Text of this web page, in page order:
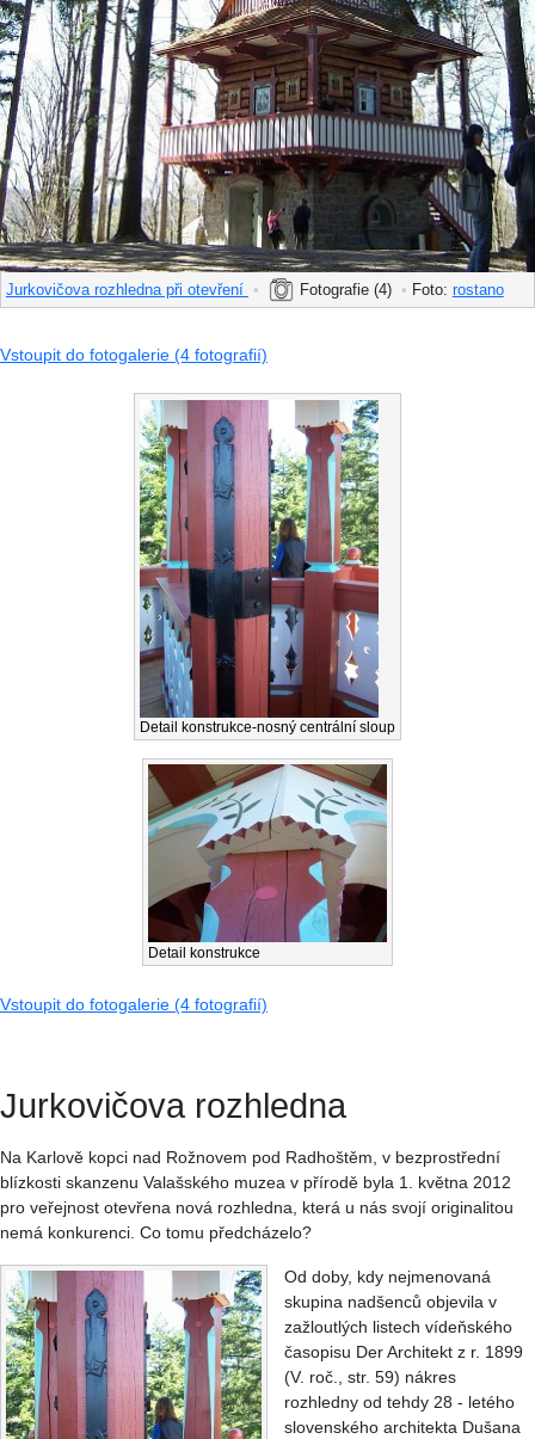
Jurkovičova rozhledna při otevření • Fotografie (4) • Foto: rostano
Vstoupit do fotogalerie (4 fotografií)
Detail konstrukce-nosný centrální sloup
Detail konstrukce
Vstoupit do fotogalerie (4 fotografií)
Jurkovičova rozhledna
Na Karlově kopci nad Rožnovem pod Radhoštěm, v bezprostřední
blízkosti skanzenu Valašského muzea v přírodě byla 1. května 2012
pro veřejnost otevřena nová rozhledna, která u nás svojí originalitou
nemá konkurenci. Co tomu předcházelo?
Od doby, kdy nejmenovaná
skupina nadšenců objevila v
zažloutlých listech vídeňského
časopisu Der Architekt z r. 1899
(V. roč., str. 59) nákres
rozhledny od tehdy 28 - letého
slovenského architekta Dušana